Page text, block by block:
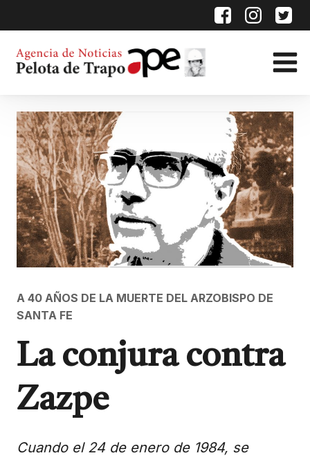
A 40 AÑOS DE LA MUERTE DEL ARZOBISPO DE
SANTA FE
La conjura contra
Zazpe
Cuando el 24 de enero de 1984, se